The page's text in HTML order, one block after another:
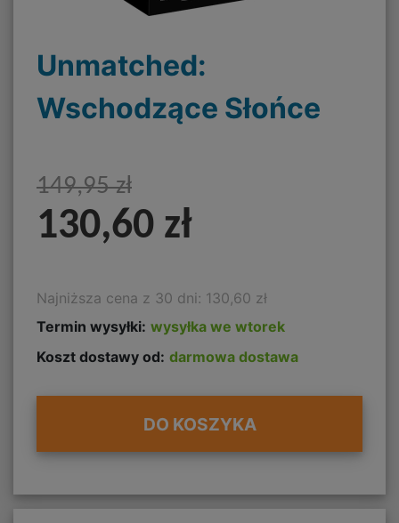
Unmatched:
Wschodzące Słońce
149,95 zł
130,60 zł
Najniższa cena z 30 dni: 130,60 zł
Termin wysyłki: wysyłka we wtorek
Koszt dostawy od: darmowa dostawa
DO KOSZYKA